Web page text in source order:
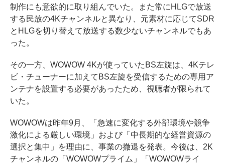
制作にも意欲的に取り組んでいた。また常にHLGで放送
する民放の4Kチャンネルと異なり、元素材に応じてSDR
とHLGを切り替えて放送する数少ないチャンネルでもあ
った。
その一方、WOWOW 4Kが使っていたBS左旋は、4Kテレ
ビ・チューナーに加えてBS左旋を受信するための専用ア
ンテナを設置する必要があったため、視聴者が限られて
いた。
WOWOWは昨年9月、「急速に変化する外部環境や競争
激化による厳しい環境」および「中長期的な経営資源の
選択と集中」を理由に、事業の撤退を発表。今後は、2K
チャンネルの「WOWOWプライム」「WOWOWライ